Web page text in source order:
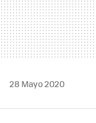
28 Mayo 2020